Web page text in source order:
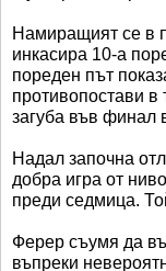
Намиращият се в
инкасира 10-а
пореден път
противопостави в
загуба във финал
Надал започна
добра игра от
преди седмица.
Ферер съумя да
въпреки